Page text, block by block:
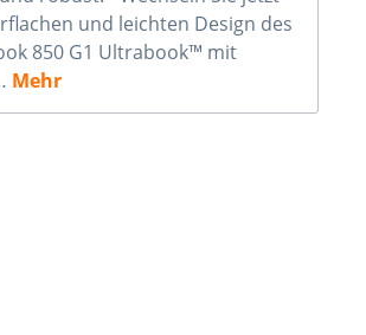
und leichten Design des
850 G1 Ultrabook™ mit
Mehr